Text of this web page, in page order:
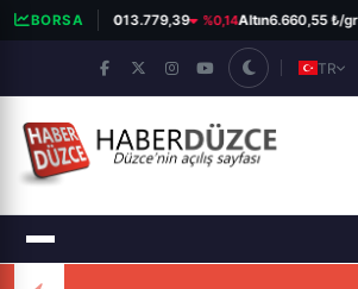
BORSA
BIST 10013.779,39 %0,14Altın6.660,55 ₺/gr
TR